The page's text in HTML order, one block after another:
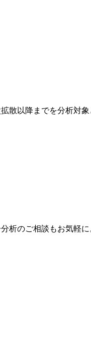
散以降までを分析対
析のご相談もお気軽に